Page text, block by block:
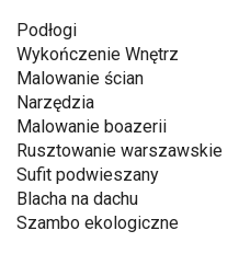
Podłogi
Wykończenie Wnętrz
Malowanie ścian
Narzędzia
Malowanie boazerii
Rusztowanie warszawskie
Sufit podwieszany
Blacha na dachu
Szambo ekologiczne